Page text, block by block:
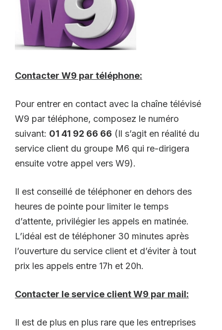
Contacter W9 par téléphone:
Pour entrer en contact avec la chaîne télévisé
W9 par téléphone, composez le numéro
suivant: 01 41 92 66 66 (Il s’agit en réalité du
service client du groupe M6 qui re-dirigera
ensuite votre appel vers W9).
Il est conseillé de téléphoner en dehors des
heures de pointe pour limiter le temps
d’attente, privilégier les appels en matinée.
L’idéal est de téléphoner 30 minutes après
l’ouverture du service client et d’éviter à tout
prix les appels entre 17h et 20h.
Contacter le service client W9 par mail:
Il est de plus en plus rare que les entreprises